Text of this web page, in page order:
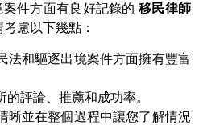
案件方面有良好記錄的移民律師
慮以下幾點：
法和驅逐出境案件方面擁有豐富
評論、推薦和成功率。
晰並在整個過程中讓您了解情況